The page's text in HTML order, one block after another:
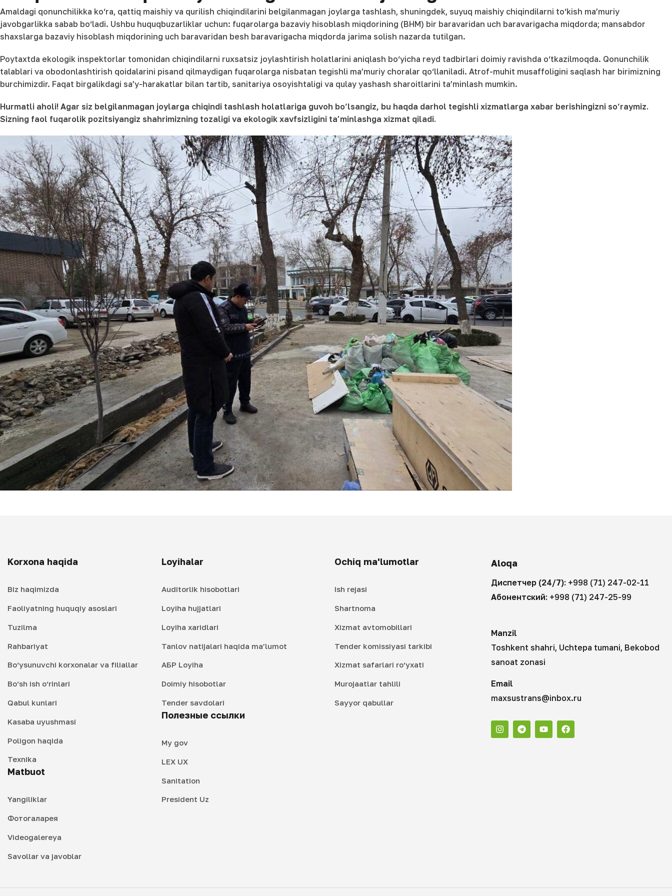
Amaldagi qonunchilikka ko‘ra, qattiq maishiy va qurilish chiqindilarini belgilanmagan joylarga tashlash, shuningdek, suyuq maishiy chiqindilarni to‘kish ma’muriy
javobgarlikka sabab bo‘ladi. Ushbu huquqbuzarliklar uchun: fuqarolarga bazaviy hisoblash miqdorining (BHM) bir baravaridan uch baravarigacha miqdorda; mansabdor
shaxslarga bazaviy hisoblash miqdorining uch baravaridan besh baravarigacha miqdorda jarima solish nazarda tutilgan.
Poytaxtda ekologik inspektorlar tomonidan chiqindilarni ruxsatsiz joylashtirish holatlarini aniqlash bo‘yicha reyd tadbirlari doimiy ravishda o‘tkazilmoqda. Qonunchilik
talablari va obodonlashtirish qoidalarini pisand qilmaydigan fuqarolarga nisbatan tegishli ma’muriy choralar qo‘llaniladi. Atrof-muhit musaffoligini saqlash har birimizning
burchimizdir. Faqat birgalikdagi sa’y-harakatlar bilan tartib, sanitariya osoyishtaligi va qulay yashash sharoitlarini ta’minlash mumkin.
Hurmatli aholi! Agar siz belgilanmagan joylarga chiqindi tashlash holatlariga guvoh bo‘lsangiz, bu haqda darhol tegishli xizmatlarga xabar berishingizni so‘raymiz.
Sizning faol fuqarolik pozitsiyangiz shahrimizning tozaligi va ekologik xavfsizligini ta’minlashga xizmat qiladi.
Korxona haqida
Biz haqimizda
Faoliyatning huquqiy asoslari
Tuzilma
Rahbariyat
Bo‘ysunuvchi korxonalar va filiallar
Bo‘sh ish o‘rinlari
Qabul kunlari
Kasaba uyushmasi
Poligon haqida
Texnika
Matbuot
Yangiliklar
Фотогаларея
Videogalereya
Savollar va javoblar
Loyihalar
Auditorlik hisobotlari
Loyiha hujjatlari
Loyiha xaridlari
Tanlov natijalari haqida ma’lumot
АБР Loyiha
Doimiy hisobotlar
Tender savdolari
Полезные ссылки
My gov
LEX UX
Sanitation
President Uz
Ochiq ma'lumotlar
Ish rejasi
Shartnoma
Xizmat avtomobillari
Tender komissiyasi tarkibi
Xizmat safarlari ro‘yxati
Murojaatlar tahlili
Sayyor qabullar
Aloqa
Диспетчер (24/7): +998 (71) 247-02-11
Абонентский: +998 (71) 247-25-99
Manzil
Toshkent shahri, Uchtepa tumani, Bekobod
sanoat zonasi
Email
maxsustrans@inbox.ru